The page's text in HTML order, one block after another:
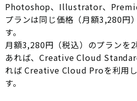
Photoshop、Illustrator、
プランは同じ価格（月額3,280円
す。
月額3,280円（税込）のプランを
あれば、Creative Cloud
れば Creative Cloud Proを利用
す。